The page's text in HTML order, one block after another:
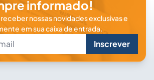
informado!
nossas novidades exclusivas e
em sua caixa de entrada.
Inscrever